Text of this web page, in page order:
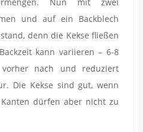
und auf ein Backblech
denn die Kekse fließen
kann variieren – 6-8
nach und reduziert
Die Kekse sind gut, wenn
dürfen aber nicht zu